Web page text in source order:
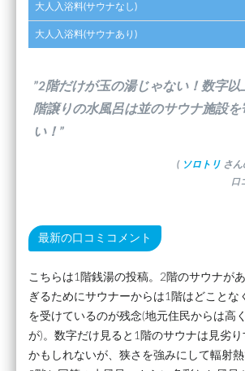
大人入浴料(サウナなし)
大人入浴料(サウナあり)
”2階だけが玉の湯じゃない！数字以
階譲りの水風呂は並のサウナ施設を
い！”
( ソロトリ さ
口
最新の口コミコメント
こちらは1階銭湯の投稿。2階のサウナが
ぎるためにサウナーからは1階はどことな
を受けているのが残念(地元住民からは高
が)。数字だけ見ると1階のサウナは見劣
かもしれないが、狭さを強みにして輻射